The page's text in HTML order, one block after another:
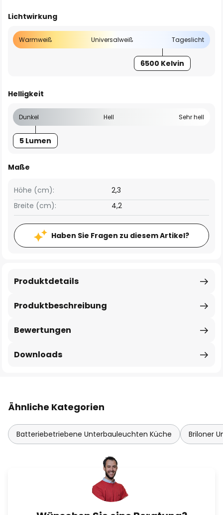
Lichtwirkung
Warmweiß Universalweiß Tageslicht
6500 Kelvin
Helligkeit
Dunkel Hell Sehr hell
5 Lumen
Maße
Breite (cm): 4,2
Höhe (cm): 2,3
Haben Sie Fragen zu diesem Artikel?
Produktbeschreibung
Produktdetails
Bewertungen
Downloads
Ähnliche Kategorien
Batteriebetriebene Unterbauleuchten Küche Briloner